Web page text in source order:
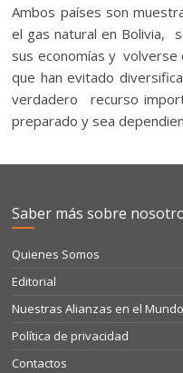
Ambos países son
el gas natural en Bolivia,
sus economías y
que han evitado
verdadero recurso
preparado y sea
Saber más sobre
Quienes Somos
Editorial
Nuestras Alianzas en el Mundo
Política de privacidad
Contactos